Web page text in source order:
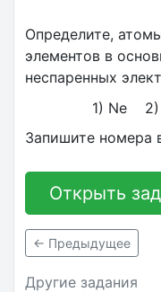
Определите,
элементов в
неспаренных
1) Ne
Запишите номера
Открыть
← Предыдущее
Другие задания